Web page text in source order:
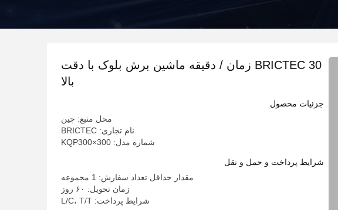
BRICTEC 30 زمان / دقیقه ماشین برش بلوک با دقت
بالا
جزئیات محصول
محل منبع: چین
نام تجاری: BRICTEC
شماره مدل: KQP300×300
شرایط پرداخت و حمل و نقل
مقدار حداقل تعداد سفارش: 1 مجموعه
زمان تحویل: ۶۰ روز
شرایط پرداخت: L/C، T/T